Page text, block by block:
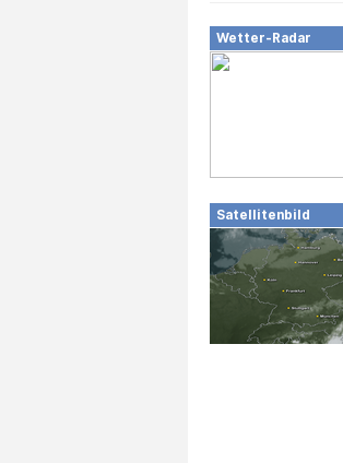
Wetter-Radar
Satellitenbild